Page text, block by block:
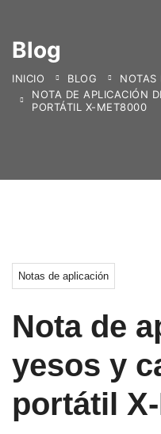
Blog
INICIO BLOG
NOTAS
NOTA DE APLICACIÓN
PORTÁTIL X-MET8000
Notas de aplicación
Nota de
yesos y
portátil